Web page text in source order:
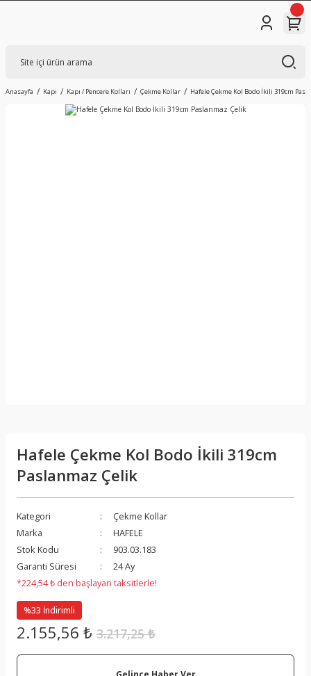
Anasayfa Kapı Kapı / Pencere Kolları Çekme Kollar Hafele Çekme Kol Bodo İkili 319cm
Hafele Çekme Kol Bodo İkili 319cm
Paslanmaz Çelik
Kategori
Çekme Kollar
Marka
HAFELE
Stok Kodu
903.03.183
Garanti Süresi
24 Ay
*224,54 ₺ den başlayan taksitlerle!
%33 İndirimli
2.155,56 ₺ 3.217,25 ₺
Gelince Haber Ver